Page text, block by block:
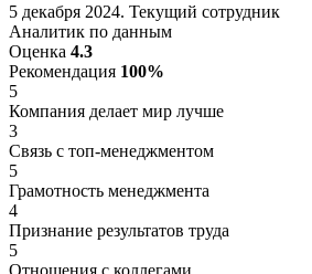
5 декабря 2024. Текущий сотрудник
Аналитик по данным
Оценка 4.3
Рекомендация 100%
5
Компания делает мир лучше
3
Связь с топ-менеджментом
5
Грамотность менеджмента
4
Признание результатов труда
5
Отношения с коллегами